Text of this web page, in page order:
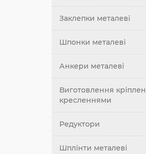
Заклепки металеві
Шпонки металеві
Анкери металеві
Виготовлення
кресленнями
Редуктори
Шплінти металеві